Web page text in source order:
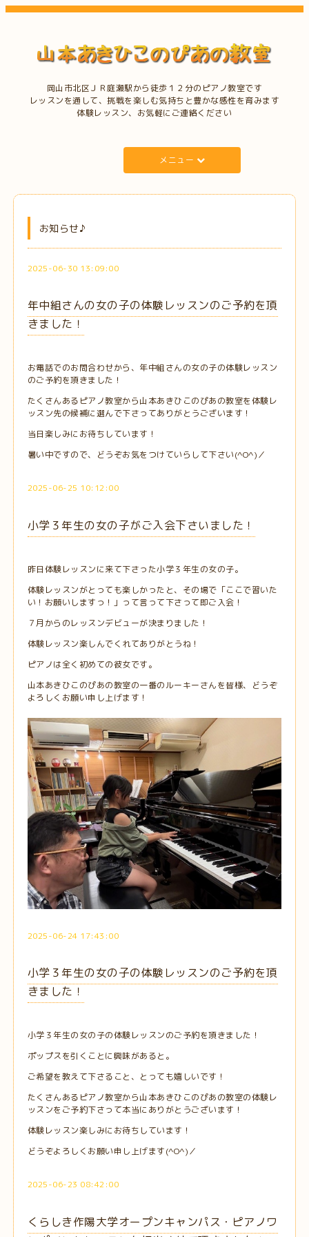
岡山市北区ＪＲ庭瀬駅から徒歩１２分のピアノ教室です
レッスンを通して、挑戦を楽しむ気持ちと豊かな感性を育みます
体験レッスン、お気軽にご連絡ください
メニュー
お知らせ♪
2025-06-30 13:09:00
年中組さんの女の子の体験レッスンのご予約を頂
きました！
お電話でのお問合わせから、年中組さんの女の子の体験レッスン
のご予約を頂きました！
たくさんあるピアノ教室から山本あきひこのぴあの教室を体験レ
ッスン先の候補に選んで下さってありがとうございます！
当日楽しみにお待ちしています！
暑い中ですので、どうぞお気をつけていらして下さい(^O^)／
2025-06-25 10:12:00
小学３年生の女の子がご入会下さいました！
昨日体験レッスンに来て下さった小学３年生の女の子。
体験レッスンがとっても楽しかったと、その場で「ここで習いた
い！お願いしますっ！」って言って下さって即ご入会！
７月からのレッスンデビューが決まりました！
体験レッスン楽しんでくれてありがとうね！
ピアノは全く初めての彼女です。
山本あきひこのぴあの教室の一番のルーキーさんを皆様、どうぞ
よろしくお願い申し上げます！
2025-06-24 17:43:00
小学３年生の女の子の体験レッスンのご予約を頂
きました！
小学３年生の女の子の体験レッスンのご予約を頂きました！
ポップスを引くことに興味があると。
ご希望を教えて下さること、とっても嬉しいです！
たくさんあるピアノ教室から山本あきひこのぴあの教室の体験レ
ッスンをご予約下さって本当にありがとうございます！
体験レッスン楽しみにお待ちしています！
どうぞよろしくお願い申し上げます(^O^)／
2025-06-23 08:42:00
くらしき作陽大学オープンキャンパス・ピアノワ